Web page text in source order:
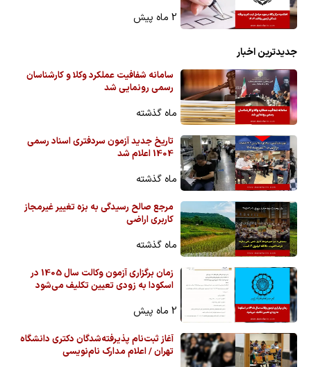
2 ماه پیش
جدیدترین اخبار
سامانه شفافیت عملکرد وکلا و کارشناسان
رسمی رونمایی شد
ماه گذشته
تاریخ جدید آزمون سردفتری اسناد رسمی
1404 اعلام شد
ماه گذشته
مرجع صالح رسیدگی به بزه تغییر غیرمجاز
کاربری اراضی
ماه گذشته
زمان برگزاری آزمون وکالت سال 1405 در
اسکودا به زودی تعیین تکلیف می‌شود
2 ماه پیش
آغاز ثبت‌نام پذیرفته‌شدگان دکتری دانشگاه
تهران / اعلام مدارک نام‌نویسی